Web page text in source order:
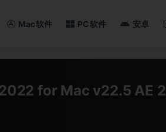
Mac软件 PC软件 安卓
for Mac v22.5 AE
全部